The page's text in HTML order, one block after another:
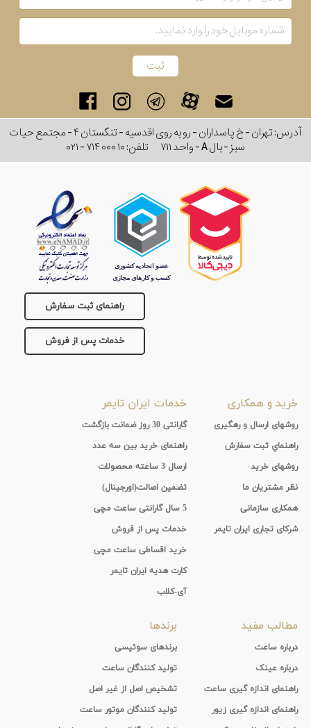
آدرس: تهران - خ پاسداران - رو به روی اقدسیه - تنگستان ۴ - مجتمع حیات
سبز - بال A - واحد ۷۱۱
تلفن:۰۲۱ - ۷۱۴ ۰۰۰ ۱۰
راهنمای ثبت سفارش
خدمات پس از فروش
خرید و همکاری
روشهای ارسال و رهگیری
راهنماي ثبت سفارش
روشهای خرید
نظر مشتریان ما
همکاری سازمانی
شرکای تجاری ایران تایمر
خدمات ایران تایمر
گارانتی 30 روز ضمانت بازگشت
راهنمای خرید بین سه عدد
ارسال 3 ساعته محصولات
تضمین اصالت(اورجینال)
5 سال گارانتی ساعت مچی
خدمات پس از فروش
خرید اقساطی ساعت مچی
کارت هدیه ایران تایمر
آی-کلاب
مطالب مفید
درباره ساعت
درباره عینک
راهنمای اندازه گیری ساعت
راهنمای اندازه گیری زیور
برندها
برندهای سوئیسی
تولید کنندگان ساعت
تشخیص اصل از غیر اصل
تولید کنندگان موتور ساعت